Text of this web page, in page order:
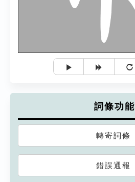
詞條功能
轉寄詞條
錯誤通報